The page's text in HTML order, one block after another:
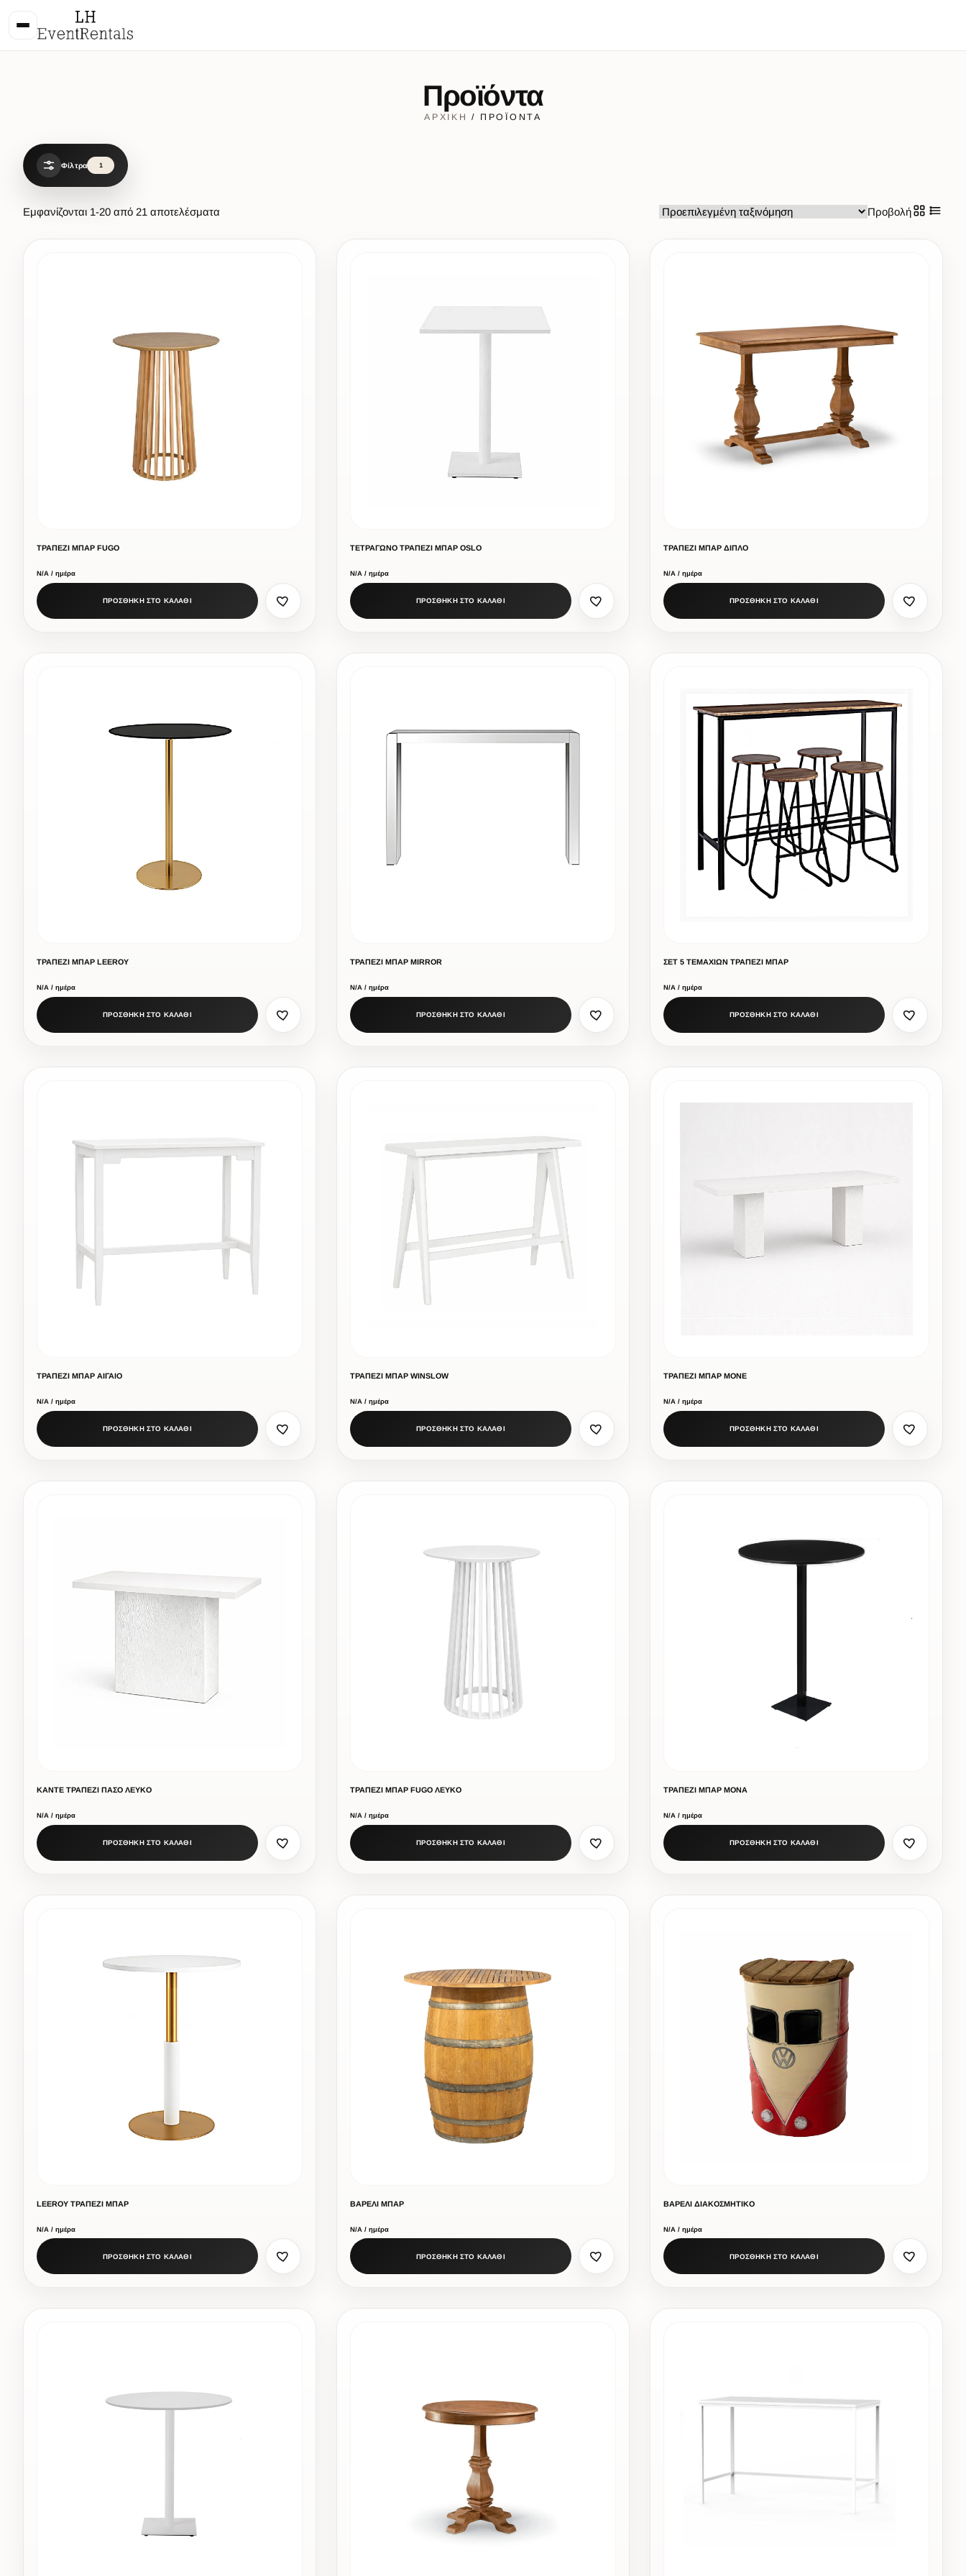
Προϊόντα
ΑΡΧΙΚΉ / ΠΡΟΪΌΝΤΑ
Φίλτρα 1
Εμφανίζονται 1-20 από 21 αποτελέσματα Προβολή
ΤΡΑΠΕΖΙ ΜΠΑΡ FUGO
Ν/Α / ημέρα
ΠΡΟΣΘΗΚΗ ΣΤΟ ΚΑΛΑΘΙ
ΤΕΤΡΑΓΩΝΟ ΤΡΑΠΕΖΙ ΜΠΑΡ OSLO
Ν/Α / ημέρα
ΠΡΟΣΘΗΚΗ ΣΤΟ ΚΑΛΑΘΙ
ΤΡΑΠΕΖΙ ΜΠΑΡ ΔΙΠΛΟ
Ν/Α / ημέρα
ΠΡΟΣΘΗΚΗ ΣΤΟ ΚΑΛΑΘΙ
ΤΡΑΠΕΖΙ ΜΠΑΡ LEEROY
Ν/Α / ημέρα
ΠΡΟΣΘΗΚΗ ΣΤΟ ΚΑΛΑΘΙ
ΤΡΑΠΕΖΙ ΜΠΑΡ MIRROR
Ν/Α / ημέρα
ΠΡΟΣΘΗΚΗ ΣΤΟ ΚΑΛΑΘΙ
ΣΕΤ 5 ΤΕΜΑΧΙΩΝ ΤΡΑΠΕΖΙ ΜΠΑΡ
Ν/Α / ημέρα
ΠΡΟΣΘΗΚΗ ΣΤΟ ΚΑΛΑΘΙ
ΤΡΑΠΕΖΙ ΜΠΑΡ ΑΙΓΑΙΟ
Ν/Α / ημέρα
ΠΡΟΣΘΗΚΗ ΣΤΟ ΚΑΛΑΘΙ
ΤΡΑΠΕΖΙ ΜΠΑΡ WINSLOW
Ν/Α / ημέρα
ΠΡΟΣΘΗΚΗ ΣΤΟ ΚΑΛΑΘΙ
ΤΡΑΠΕΖΙ ΜΠΑΡ ΜΟΝΕ
Ν/Α / ημέρα
ΠΡΟΣΘΗΚΗ ΣΤΟ ΚΑΛΑΘΙ
ΚΑΝΤΕ ΤΡΑΠΕΖΙ ΠΑΣΟ ΛΕΥΚΟ
Ν/Α / ημέρα
ΠΡΟΣΘΗΚΗ ΣΤΟ ΚΑΛΑΘΙ
ΤΡΑΠΕΖΙ ΜΠΑΡ FUGO ΛΕΥΚΟ
Ν/Α / ημέρα
ΠΡΟΣΘΗΚΗ ΣΤΟ ΚΑΛΑΘΙ
ΤΡΑΠΕΖΙ ΜΠΑΡ ΜΟΝΑ
Ν/Α / ημέρα
ΠΡΟΣΘΗΚΗ ΣΤΟ ΚΑΛΑΘΙ
LEEROY ΤΡΑΠΕΖΙ ΜΠΑΡ
Ν/Α / ημέρα
ΠΡΟΣΘΗΚΗ ΣΤΟ ΚΑΛΑΘΙ
ΒΑΡΕΛΙ ΜΠΑΡ
Ν/Α / ημέρα
ΠΡΟΣΘΗΚΗ ΣΤΟ ΚΑΛΑΘΙ
ΒΑΡΕΛΙ ΔΙΑΚΟΣΜΗΤΙΚΟ
Ν/Α / ημέρα
ΠΡΟΣΘΗΚΗ ΣΤΟ ΚΑΛΑΘΙ